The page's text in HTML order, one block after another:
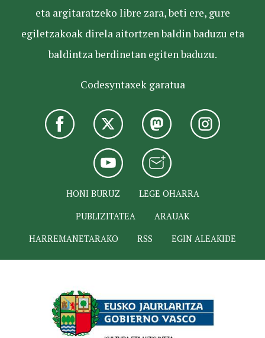
eta argitaratzeko libre zara, beti ere, gure
egiletzakoak direla aitortzen baldin baduzu eta
baldintza berdinetan egiten baduzu.
Codesyntaxek garatua
HONI BURUZ
LEGE OHARRA
PUBLIZITATEA
ARAUAK
HARREMANETARAKO
RSS EGIN ALEAKIDE